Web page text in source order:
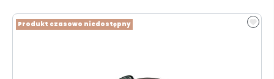
Produkt czasowo niedostępny